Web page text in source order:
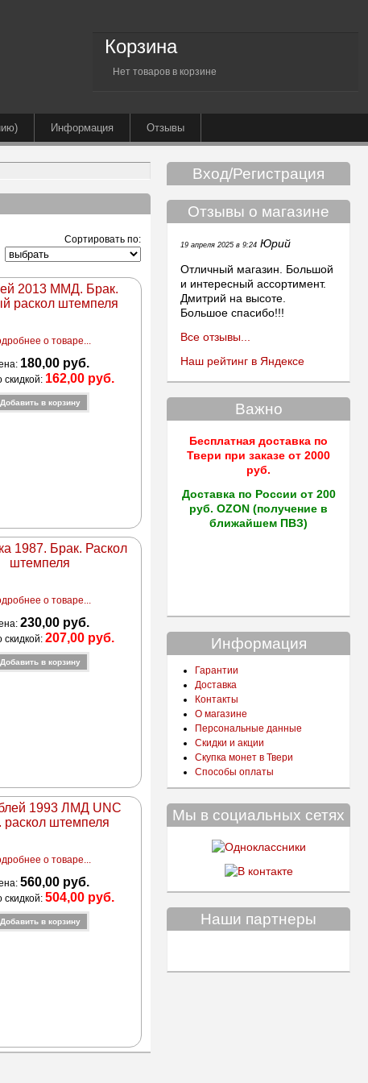
Корзина
Нет товаров в корзине
Информация Отзывы
Сортировать по:
2013 ММД. Брак.
раскол штемпеля
о товаре...
180,00 руб.
скидкой: 162,00 руб.
1987. Брак. Раскол
штемпеля
о товаре...
230,00 руб.
скидкой:207,00 руб.
1993 ЛМД UNC
раскол штемпеля
о товаре...
560,00 руб.
скидкой:504,00 руб.
Вход/Регистрация
Отзывы о магазине
19 апреля 2025 в 9:24 Юрий
Отличный магазин. Большой
и интересный ассортимент.
Дмитрий на высоте.
Большое спасибо!!!
Все отзывы...
Наш рейтинг в Яндексе
Важно
Бесплатная доставка по
Твери при заказе от 2000
руб.
Доставка по России от 200
руб. OZON (получение в
ближайшем ПВЗ)
Информация
Гарантии
Доставка
Контакты
О магазине
Персональные данные
Скидки и акции
Скупка монет в Твери
Способы оплаты
Мы в социальных сетях
Наши партнеры